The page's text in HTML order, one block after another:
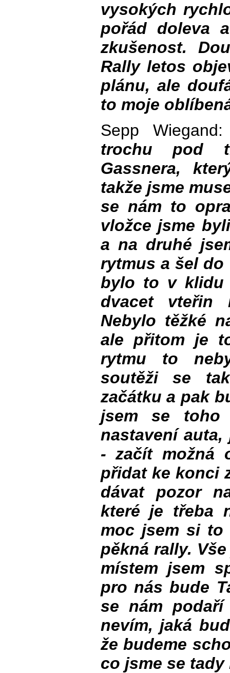
vysokých
pořád doleva
zkušenost.
Rally letos
plánu, ale
to moje
Sepp
trochu pod
Gassnera,
takže jsme
se nám to
vložce jsme
a na druhé
rytmus a šel
bylo to v klidu
dvacet vteřin
Nebylo těžké
ale přitom je
rytmu to
soutěži se
začátku a pak
jsem se toho
nastavení
- začít možná
přidat ke konci
dávat pozor
které je třeba
moc jsem si to
pěkná rally.
místem jsem
pro nás bude
se nám
nevím, jaká
že budeme
co jsme se tady